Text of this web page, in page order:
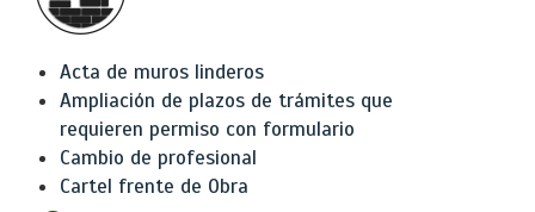
Acta de muros linderos
Ampliación de plazos de trámites que
requieren permiso con formulario
Cambio de profesional
Cartel frente de Obra